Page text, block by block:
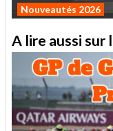
Nouveautés 2026
A lire aussi sur